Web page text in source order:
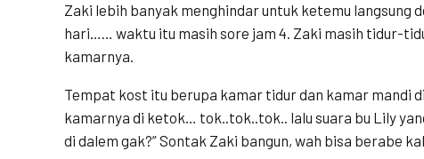
Zaki lebih banyak menghindar untuk ketemu langsung
hari…… waktu itu masih sore jam 4. Zaki masih tidur-
kamarnya.
Tempat kost itu berupa kamar tidur dan kamar mandi
kamarnya di ketok… tok..tok..tok.. lalu suara bu Lily
di dalem gak?” Sontak Zaki bangun, wah bisa berabe